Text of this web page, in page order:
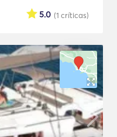
(1 críticas)
5.0